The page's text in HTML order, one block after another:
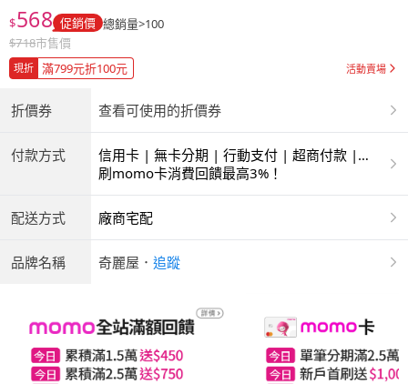
$568 促銷價 總銷量>100
$718市售價
現折 滿799元折100元 活動賣場
折價券 查看可使用的折價券
付款方式
信用卡 | 無卡分期 | 行動支付 | 超商付款 |
ATM | 銀聯卡
刷momo卡消費回饋最高3%！
配送方式 廠商宅配
品牌名稱 奇麗屋 ． 追蹤